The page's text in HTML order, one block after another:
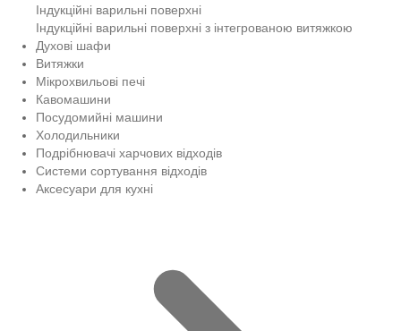
Індукційні варильні поверхні
Індукційні варильні поверхні з інтегрованою витяжкою
Духові шафи
Витяжки
Мікрохвильові печі
Кавомашини
Посудомийні машини
Холодильники
Подрібнювачі харчових відходів
Системи сортування відходів
Аксесуари для кухні